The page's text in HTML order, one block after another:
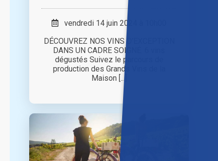
vendredi 14 juin 2024 à 10h00
DÉCOUVREZ NOS VINS D’EXCEPTION
DANS UN CADRE SOIGNÉ. 6 vins
dégustés Suivez le parcours de
production des Grands Vins de la
Maison [...]